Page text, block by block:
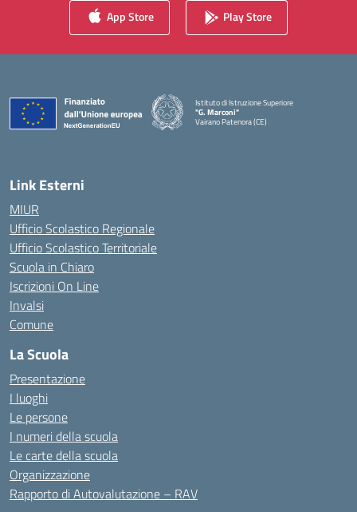
App Store Play Store
Istituto di Istruzione Superiore
"G. Marconi"
Vairano Patenora (CE)
Link Esterni
MIUR
Ufficio Scolastico Regionale
Ufficio Scolastico Territoriale
Scuola in Chiaro
Iscrizioni On Line
Invalsi
Comune
La Scuola
Presentazione
I luoghi
Le persone
I numeri della scuola
Le carte della scuola
Organizzazione
Rapporto di Autovalutazione – RAV